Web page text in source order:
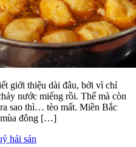
giới thiệu dài đâu, bởi vì chỉ
nước miếng rồi. Thế mà còn
sao thì… tèo mất. Miền Bắc
mùa đông […]
hải sản